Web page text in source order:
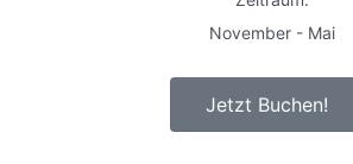
November - Mai
Jetzt Buchen!